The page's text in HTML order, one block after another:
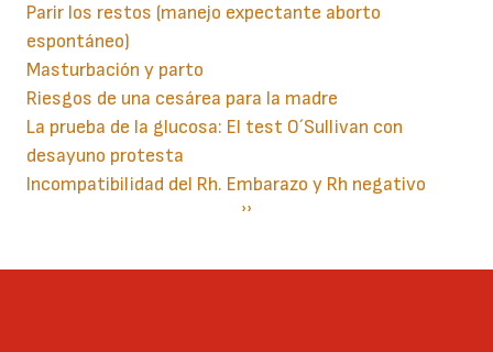
Parir los restos (manejo expectante aborto
espontáneo)
Masturbación y parto
Riesgos de una cesárea para la madre
La prueba de la glucosa: El test O´Sullivan con
desayuno protesta
Incompatibilidad del Rh. Embarazo y Rh negativo
Siguiente
››